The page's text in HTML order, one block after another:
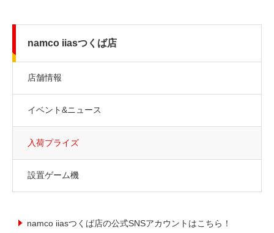
namco iiasつくば店
店舗情報
イベント&ニュース
入荷プライズ
設置ゲーム機
namco iiasつくば店の公式SNSアカウントはこちら！